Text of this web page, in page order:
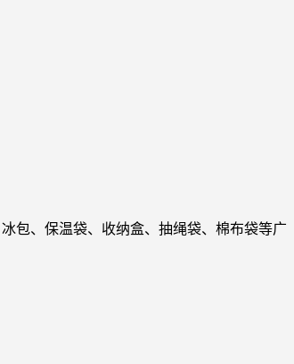
包、保温袋、收纳盒、抽绳袋、棉布袋等广